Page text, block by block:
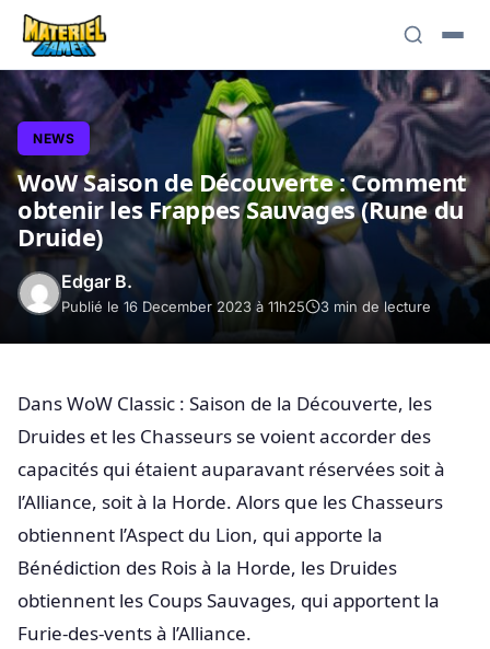
NEWS
WoW Saison de Découverte : Comment
obtenir les Frappes Sauvages (Rune du
Druide)
Edgar B.
Publié le 16 December 2023 à 11h25 3 min de lecture
Dans WoW Classic : Saison de la Découverte, les
Druides et les Chasseurs se voient accorder des
capacités qui étaient auparavant réservées soit à
l’Alliance, soit à la Horde. Alors que les Chasseurs
obtiennent l’Aspect du Lion, qui apporte la
Bénédiction des Rois à la Horde, les Druides
obtiennent les Coups Sauvages, qui apportent la
Furie-des-vents à l’Alliance.